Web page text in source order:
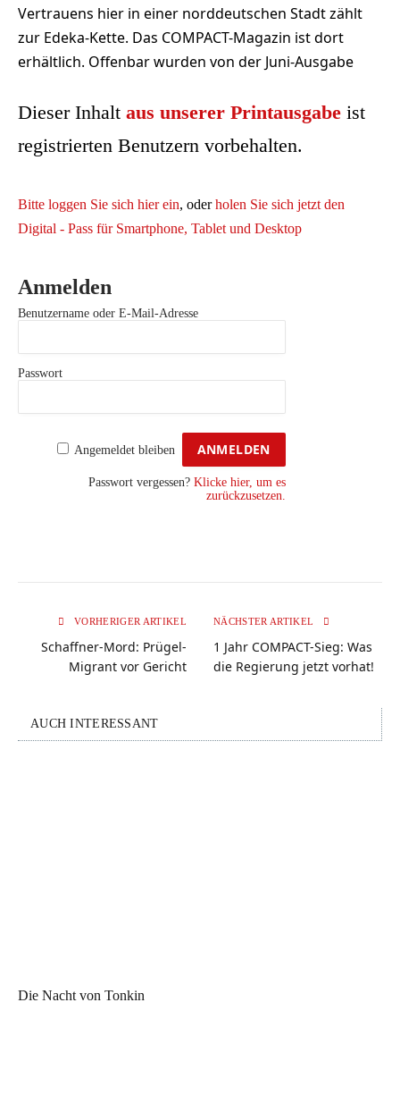
Vertrauens hier in einer norddeutschen Stadt zählt
zur Edeka-Kette. Das COMPACT-Magazin ist dort
erhältlich. Offenbar wurden von der Juni-Ausgabe
Dieser Inhalt aus unserer Printausgabe ist
registrierten Benutzern vorbehalten.
Bitte loggen Sie sich hier ein, oderholen Sie sich jetzt den
Digital - Pass für Smartphone, Tablet und Desktop
Anmelden
Benutzername oder E-Mail-Adresse
Passwort
Angemeldet bleiben
Passwort vergessen? Klicke hier, um es
zurückzusetzen.
VORHERIGER ARTIKEL
Schaffner-Mord: Prügel-
Migrant vor Gericht
NÄCHSTER ARTIKEL
1 Jahr COMPACT-Sieg: Was
die Regierung jetzt vorhat!
AUCH INTERESSANT
Die Nacht von Tonkin